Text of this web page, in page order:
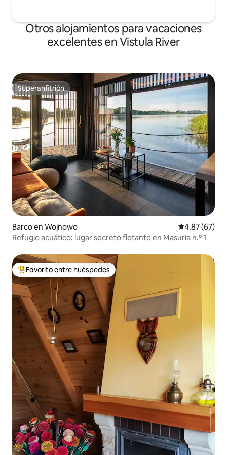
Otros alojamientos para vacaciones
excelentes en Vistula River
Superanfitrión
Superanfitrión
Barco en Wojnowo Calificación
4.87 (67)
Refugio acuático: lugar secreto flotante en Masuria n.º 1
Favorito entre huéspedes preferido
Favorito entre huéspedes